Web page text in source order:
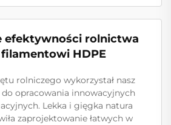
efektywności rolnictwa
HDPE
rolniczego wykorzystał nasz
opracowania innowacyjnych
Lekka i gięgka natura
zaprojektowanie łatwych w